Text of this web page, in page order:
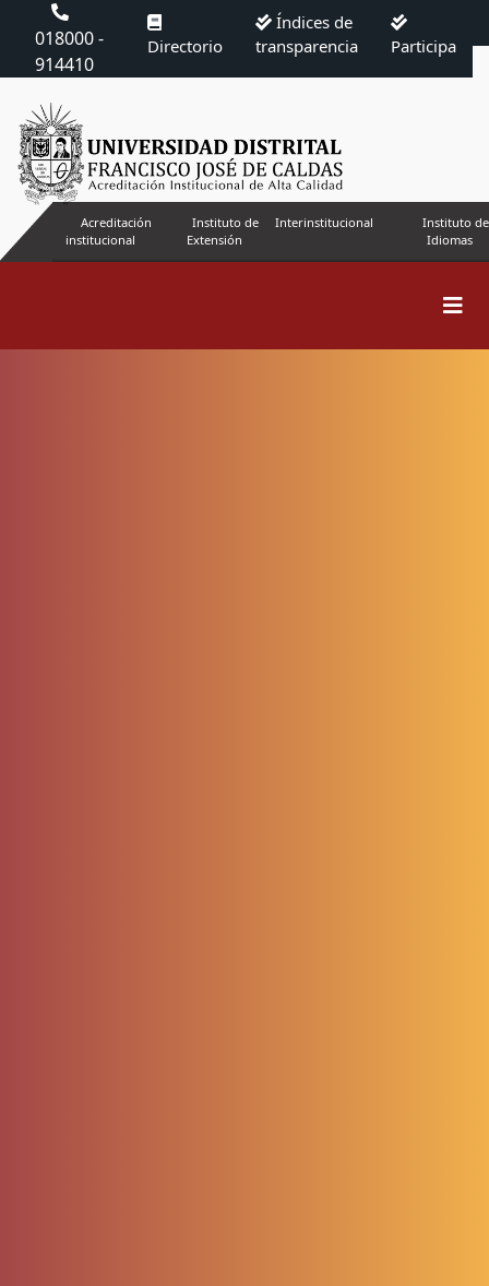
018000 -
914410
Directorio
Índices de
transparencia
Participa
Acreditación
institucional
Instituto de
Extensión
Interinstitucional
Instituto de
Idiomas